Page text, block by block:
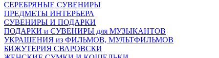
СЕРЕБРЯНЫЕ СУВЕНИРЫ
ПРЕДМЕТЫ ИНТЕРЬЕРА
СУВЕНИРЫ И ПОДАРКИ
ПОДАРКИ и СУВЕНИРЫ для МУЗЫКАНТОВ
УКРАШЕНИЯ из ФИЛЬМОВ, МУЛЬТФИЛЬМОВ
БИЖУТЕРИЯ СВАРОВСКИ